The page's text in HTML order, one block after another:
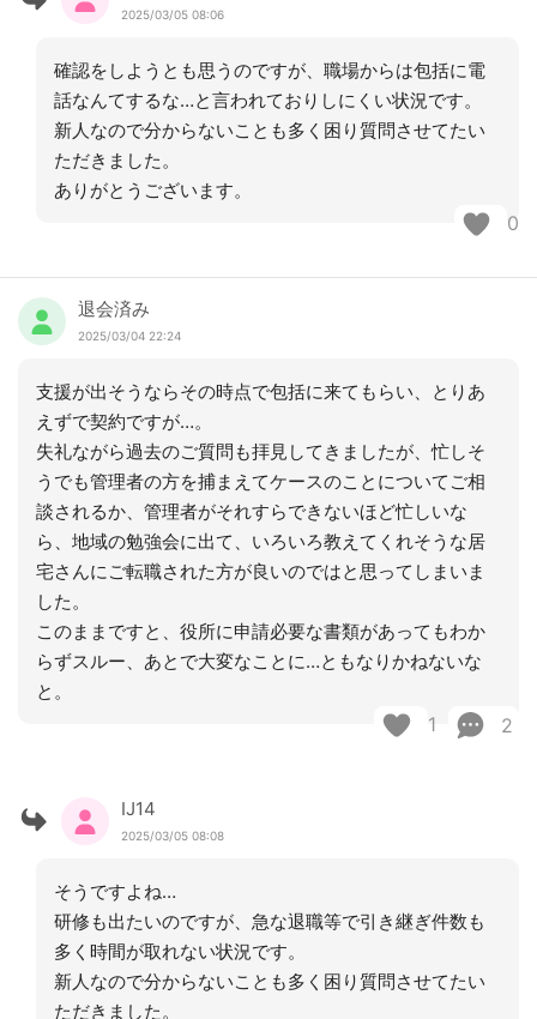
2025/03/05 08:06
確認をしようとも思うのですが、職場からは包括に電
話なんてするな…と言われておりしにくい状況です。
新人なので分からないことも多く困り質問させてたい
ただきました。
ありがとうございます。
0
退会済み
2025/03/04 22:24
支援が出そうならその時点で包括に来てもらい、とりあ
えずで契約ですが…。
失礼ながら過去のご質問も拝見してきましたが、忙しそ
うでも管理者の方を捕まえてケースのことについてご相
談されるか、管理者がそれすらできないほど忙しいな
ら、地域の勉強会に出て、いろいろ教えてくれそうな居
宅さんにご転職された方が良いのではと思ってしまいま
した。
このままですと、役所に申請必要な書類があってもわか
らずスルー、あとで大変なことに…ともなりかねないな
と。
1 2
IJ14
2025/03/05 08:08
そうですよね…
研修も出たいのですが、急な退職等で引き継ぎ件数も
多く時間が取れない状況です。
新人なので分からないことも多く困り質問させてたい
ただきました。